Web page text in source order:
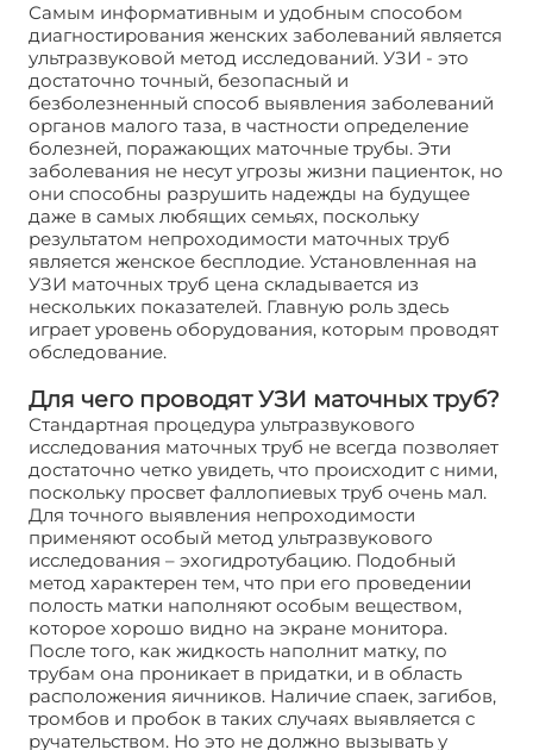
Самым информативным и удобным способом
диагностирования женских заболеваний является
ультразвуковой метод исследований. УЗИ - это
достаточно точный, безопасный и
безболезненный способ выявления заболеваний
органов малого таза, в частности определение
болезней, поражающих маточные трубы. Эти
заболевания не несут угрозы жизни пациенток, но
они способны разрушить надежды на будущее
даже в самых любящих семьях, поскольку
результатом непроходимости маточных труб
является женское бесплодие. Установленная на
УЗИ маточных труб цена складывается из
нескольких показателей. Главную роль здесь
играет уровень оборудования, которым проводят
обследование.
Для чего проводят УЗИ маточных труб?
Стандартная процедура ультразвукового
исследования маточных труб не всегда позволяет
достаточно четко увидеть, что происходит с ними,
поскольку просвет фаллопиевых труб очень мал.
Для точного выявления непроходимости
применяют особый метод ультразвукового
исследования – эхогидротубацию. Подобный
метод характерен тем, что при его проведении
полость матки наполняют особым веществом,
которое хорошо видно на экране монитора.
После того, как жидкость наполнит матку, по
трубам она проникает в придатки, и в область
расположения яичников. Наличие спаек, загибов,
тромбов и пробок в таких случаях выявляется с
ручательством. Но это не должно вызывать у